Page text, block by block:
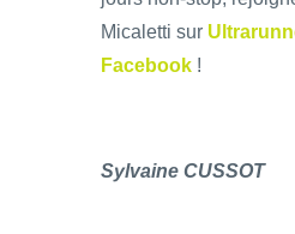
Micaletti sur
Facebook !
Sylvaine CUSSOT